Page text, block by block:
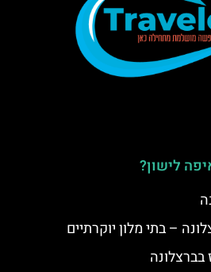
לישון?